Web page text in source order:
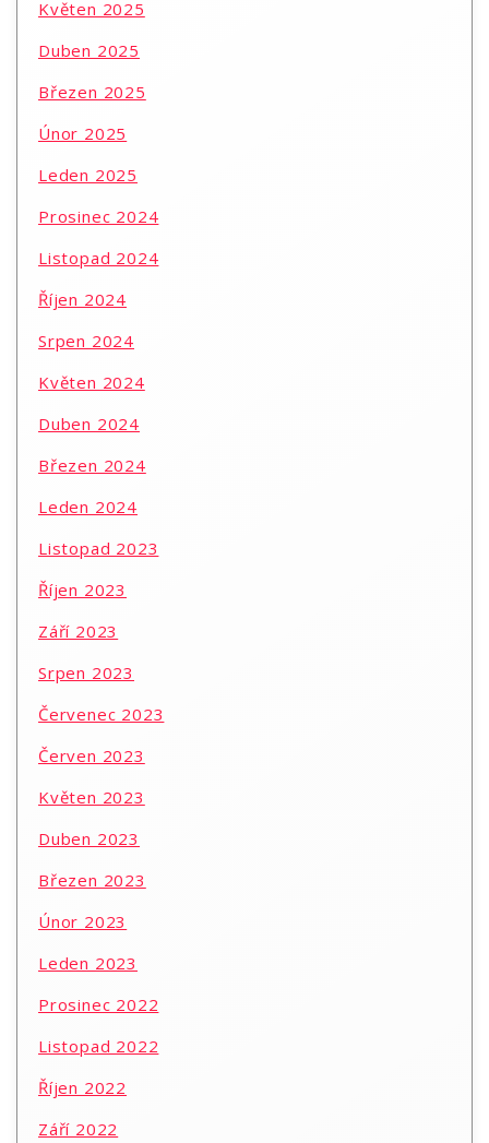
Květen 2025
Duben 2025
Březen 2025
Únor 2025
Leden 2025
Prosinec 2024
Listopad 2024
Říjen 2024
Srpen 2024
Květen 2024
Duben 2024
Březen 2024
Leden 2024
Listopad 2023
Říjen 2023
Září 2023
Srpen 2023
Červenec 2023
Červen 2023
Květen 2023
Duben 2023
Březen 2023
Únor 2023
Leden 2023
Prosinec 2022
Listopad 2022
Říjen 2022
Září 2022